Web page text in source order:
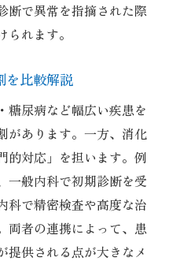
断で異常を指摘された際
れます。
を比較解説
糖尿病など幅広い疾患を
があります。一方、消化
的対応」を担います。例
一般内科で初期診断を受
科で精密検査や高度な治
両者の連携によって、患
提供される点が大きなメ